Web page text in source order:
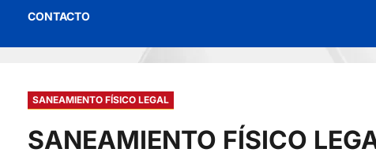
CONTACTO
SANEAMIENTO FÍSICO LEGAL
SANEAMIENTO FÍSICO